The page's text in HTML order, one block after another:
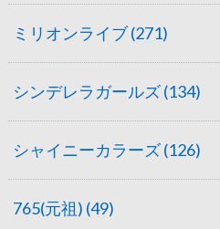
ミリオンライブ(271)
シンデレラガールズ(134)
シャイニーカラーズ(126)
765(元祖) (49)